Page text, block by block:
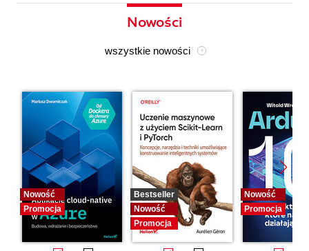
Nowości
wszystkie nowości
Nowość
Promocja
Bestseller
Nowość
Promocja
Nowość
Promocja